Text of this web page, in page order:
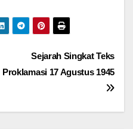
Sejarah Singkat Teks
Proklamasi 17 Agustus 1945